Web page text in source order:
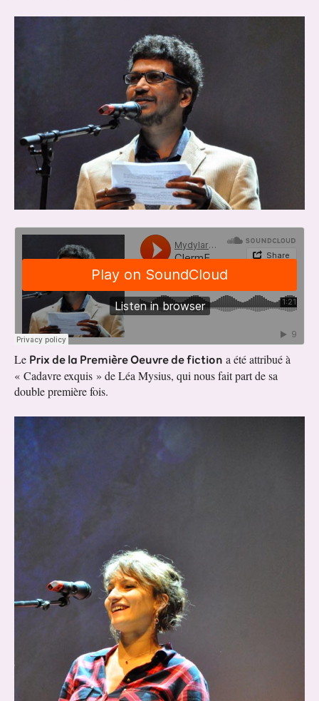
Le Prix de la Première Oeuvre de fiction a été attribué à
« Cadavre exquis » de Léa Mysius, qui nous fait part de sa
double première fois.